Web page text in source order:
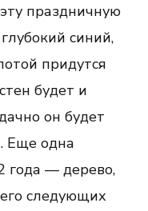
праздничную
синий,
придутся
будет и
он будет
Еще одна
года — дерево,
следующих